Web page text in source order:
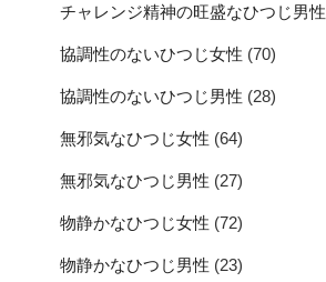
チャレンジ精神の旺盛なひつじ男性
協調性のないひつじ女性 (70)
協調性のないひつじ男性 (28)
無邪気なひつじ女性 (64)
無邪気なひつじ男性 (27)
物静かなひつじ女性 (72)
物静かなひつじ男性 (23)